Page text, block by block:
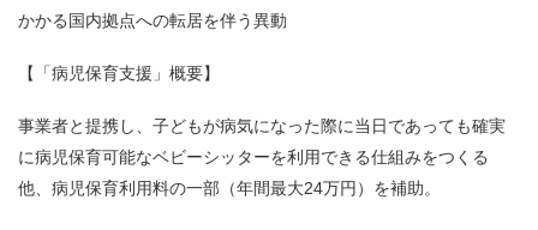
かかる国内拠点への転居を伴う異動
【「病児保育支援」概要】
事業者と提携し、子どもが病気になった際に当日であっても確実
に病児保育可能なベビーシッターを利用できる仕組みをつくる
他、病児保育利用料の一部（年間最大24万円）を補助。